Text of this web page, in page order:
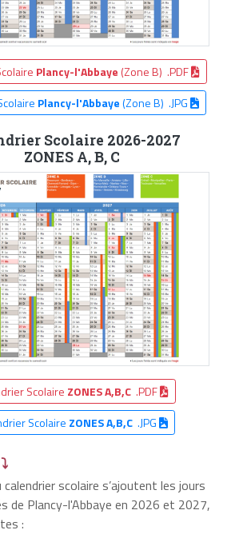
Plancy-l'Abbaye (Zone B) .PDF
Plancy-l'Abbaye(Zone B) .JPG
Scolaire 2026-2027
ZONES A, B, C
Scolaire ZONES A,B,C .PDF
Scolaire ZONES A,B,C.JPG
calendrier scolaire s’ajoutent les jours
de Plancy-l'Abbaye en 2026 et 2027,
: